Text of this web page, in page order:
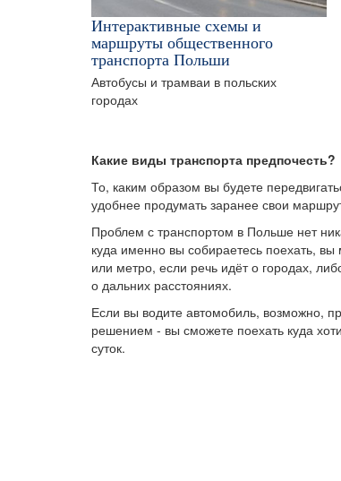
Интерактивные схемы и
маршруты общественного
транспорта Польши
Автобусы и трамваи в польских
городах
Какие виды транспорта предпочесть?
То, каким образом вы будете
удобнее продумать заранее свои
Проблем с транспортом в Польше нет
куда именно вы собираетесь поехать,
или метро, если речь идёт о городах,
о дальних расстояниях.
Если вы водите автомобиль, возможно,
решением - вы сможете поехать куда
суток.